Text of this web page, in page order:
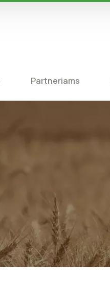
Partneriams